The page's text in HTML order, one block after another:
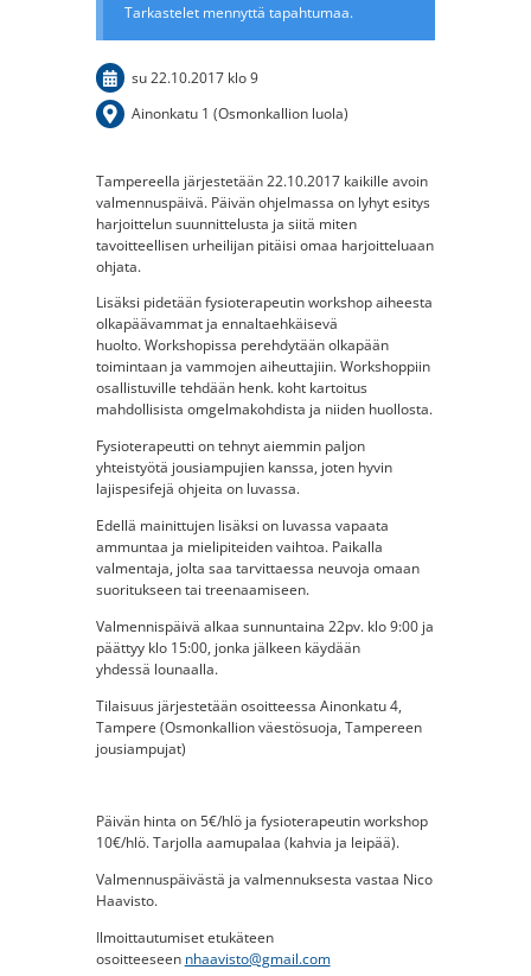
Tarkastelet mennyttä tapahtumaa.
su 22.10.2017 klo 9
Ainonkatu 1 (Osmonkallion luola)
Tampereella järjestetään 22.10.2017 kaikille avoin
valmennuspäivä. Päivän ohjelmassa on lyhyt esitys
harjoittelun suunnittelusta ja siitä miten
tavoitteellisen urheilijan pitäisi omaa harjoitteluaan
ohjata.
Lisäksi pidetään fysioterapeutin workshop aiheesta
olkapäävammat ja ennaltaehkäisevä
huolto. Workshopissa perehdytään olkapään
toimintaan ja vammojen aiheuttajiin. Workshoppiin
osallistuville tehdään henk. koht kartoitus
mahdollisista omgelmakohdista ja niiden huollosta.
Fysioterapeutti on tehnyt aiemmin paljon
yhteistyötä jousiampujien kanssa, joten hyvin
lajispesifejä ohjeita on luvassa.
Edellä mainittujen lisäksi on luvassa vapaata
ammuntaa ja mielipiteiden vaihtoa. Paikalla
valmentaja, jolta saa tarvittaessa neuvoja omaan
suoritukseen tai treenaamiseen.
Valmennispäivä alkaa sunnuntaina 22pv. klo 9:00 ja
päättyy klo 15:00, jonka jälkeen käydään
yhdessä lounaalla.
Tilaisuus järjestetään osoitteessa Ainonkatu 4,
Tampere (Osmonkallion väestösuoja, Tampereen
jousiampujat)
Päivän hinta on 5€/hlö ja fysioterapeutin workshop
10€/hlö. Tarjolla aamupalaa (kahvia ja leipää).
Valmennuspäivästä ja valmennuksesta vastaa Nico
Haavisto.
Ilmoittautumiset etukäteen
osoitteeseen nhaavisto@gmail.com